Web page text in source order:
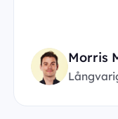
Morris